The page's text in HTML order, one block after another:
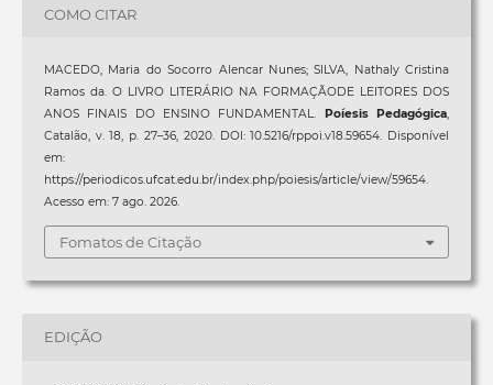
COMO CITAR
MACEDO, Maria do Socorro Alencar Nunes; SILVA, Nathaly Cristina
Ramos da. O LIVRO LITERÁRIO NA FORMAÇÃODE LEITORES DOS
ANOS FINAIS DO ENSINO FUNDAMENTAL.
Poíesis Pedagógica,
Catalão, v. 18, p. 27–36, 2020. DOI: 10.5216/rppoi.v18.59654. Disponível
em:
https://periodicos.ufcat.edu.br/index.php/poiesis/article/view/59654.
Acesso em: 7 ago. 2026.
Fomatos de Citação
EDIÇÃO